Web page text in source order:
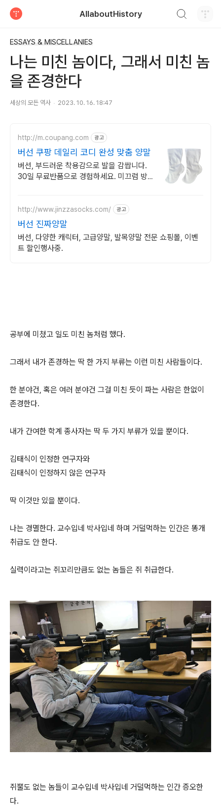
AllaboutHistory
ESSAYS & MISCELLANIES
나는 미친 놈이다, 그래서 미친 놈
을 존경한다
세상의 모든 역사 2023. 10. 16. 18:47
http://m.coupang.com 광고
버선 쿠팡 데일리 코디 완성 맞춤 양말
버선, 부드러운 착용감으로 발을 감쌉니다.
30일 무료반품으로 경험하세요. 미끄럼 방
http://www.jinzzasocks.com/ 광고
버선 진짜양말
버선, 다양한 캐릭터, 고급양말, 발목양말 전문 쇼핑몰, 이벤
트 할인행사중.
공부에 미쳤고 일도 미친 놈처럼 했다.
그래서 내가 존경하는 딱 한 가지 부류는 이런 미친 사람들이다.
한 분야건, 혹은 여러 분야건 그걸 미친 듯이 파는 사람은 한없이
존경한다.
내가 간여한 학계 종사자는 딱 두 가지 부류가 있을 뿐이다.
김태식이 인정한 연구자와
김태식이 인정하지 않은 연구자
딱 이것만 있을 뿐이다.
나는 경멸한다. 교수입네 박사입네 하며 거덜먹하는 인간은 똥개
취급도 안 한다.
실력이라고는 쥐꼬리만큼도 없는 놈들은 쥐 취급한다.
쥐뿔도 없는 놈들이 교수입네 박사입네 거덜먹하는 인간 증오한
다.